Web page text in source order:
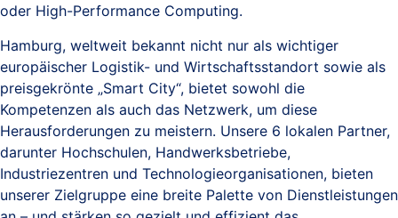
oder High-Performance Computing.
Hamburg, weltweit bekannt nicht nur als wichtiger
europäischer Logistik- und Wirtschaftsstandort sowie als
preisgekrönte „Smart City“, bietet sowohl die
Kompetenzen als auch das Netzwerk, um diese
Herausforderungen zu meistern. Unsere 6 lokalen Partner,
darunter Hochschulen, Handwerksbetriebe,
Industriezentren und Technologieorganisationen, bieten
unserer Zielgruppe eine breite Palette von Dienstleistungen